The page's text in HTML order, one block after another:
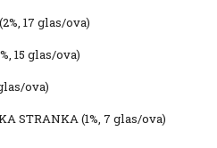
(2%, 17 glas/ova)
15 glas/ova)
ova)
STRANKA(1%, 7 glas/ova)